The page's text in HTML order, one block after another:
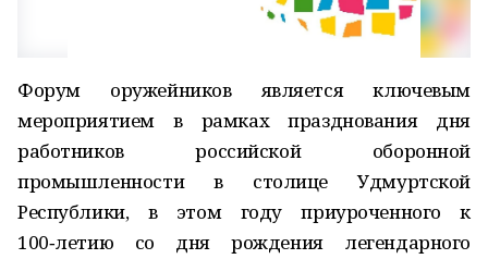
Форум оружейников является ключевым
мероприятием в рамках празднования дня
работников российской оборонной
промышленности в столице Удмуртской
Республики, в этом году приуроченного к
100‑летию со дня рождения легендарного